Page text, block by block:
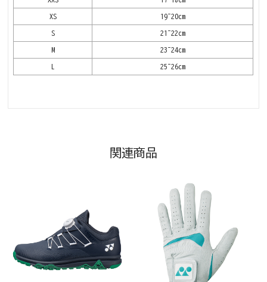
XS 19~20cm
S 21~22cm
M 23~24cm
25~26cm
関連商品